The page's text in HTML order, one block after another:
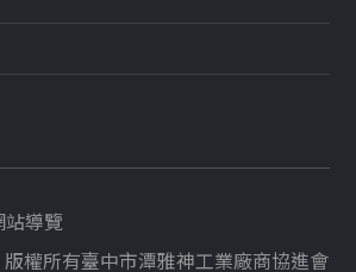
站導覽
權所有臺中市潭雅神工業廠商協進會